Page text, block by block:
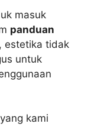
masuk
panduan
estetika tidak
untuk
kami